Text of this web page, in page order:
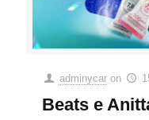
adminycar on
Beats e